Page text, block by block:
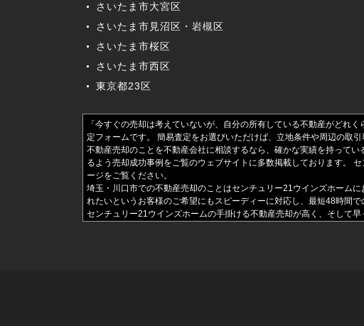
さいたま市大宮区
さいたま市見沼区・岩槻区
さいたま市桜区
さいたま市西区
東京都23区
「今すぐの売却は考えていないが、自分の所有している不動産がどれ
定フォームです。 簡易査定をお選びいただけば、立地条件や周辺の取
不動産売却のことを不動産会社に相談するなら、確かな実績を持って
るよう売却成功事例をご覧のウェブサイトに多数掲載しております。
ージをご覧ください。
埼玉・川口市での不動産売却のことはセンチュリー21ウインズホーム
れたいというお客様のご希望にもスピーディーに対応し、最短48時間で
センチュリー21ウインズホームの手掛ける不動産売却が高く、そして